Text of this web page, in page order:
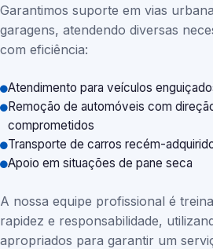
Garantimos suporte em vias
garagens, atendendo diversas
com eficiência:
Atendimento para veículos
Remoção de automóveis com
comprometidos
Transporte de carros recém-
Apoio em situações de pane seca
A nossa equipe profissional é
rapidez e responsabilidade,
apropriados para garantir um